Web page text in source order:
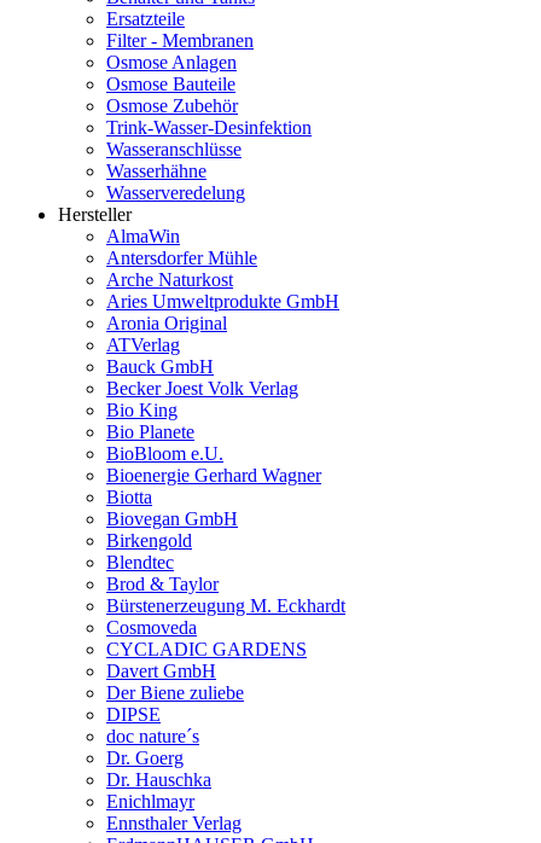
Ersatzteile
Filter - Membranen
Osmose Anlagen
Osmose Bauteile
Osmose Zubehör
Trink-Wasser-Desinfektion
Wasseranschlüsse
Wasserhähne
Wasserveredelung
Hersteller
AlmaWin
Antersdorfer Mühle
Arche Naturkost
Aries Umweltprodukte GmbH
Aronia Original
ATVerlag
Bauck GmbH
Becker Joest Volk Verlag
Bio King
Bio Planete
BioBloom e.U.
Bioenergie Gerhard Wagner
Biotta
Biovegan GmbH
Birkengold
Blendtec
Brod & Taylor
Bürstenerzeugung M. Eckhardt
Cosmoveda
CYCLADIC GARDENS
Davert GmbH
Der Biene zuliebe
DIPSE
doc nature´s
Dr. Goerg
Dr. Hauschka
Enichlmayr
Ennsthaler Verlag